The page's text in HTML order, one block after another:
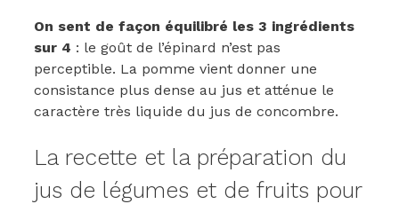
On sent de façon équilibré les 3 ingrédients
sur 4 : le goût de l’épinard n’est pas
perceptible. La pomme vient donner une
consistance plus dense au jus et atténue le
caractère très liquide du jus de concombre.
La recette et la préparation du
jus de légumes et de fruits pour